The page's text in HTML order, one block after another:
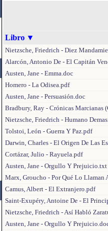
Libro ▼
Nietzsche, Friedrich - Diez
Alarcón, Antonio De - El Capitán
Austen, Jane - Emma.doc
Homero - La Odisea.pdf
Austen, Jane - Persuasión.doc
Bradbury, Ray - Crónicas Marcianas
Nietzsche, Friedrich - Humano
Tolstoi, León - Guerra Y Paz.pdf
Darwin, Charles - El Origen De Las
Cortázar, Julio - Rayuela.pdf
Austen, Jane - Orgullo Y Prejuicio.txt
Marx, Groucho - Por Qué Lo Llaman
Camus, Albert - El Extranjero.pdf
Saint-Exupéry, Antoine De - El
Nietzsche, Friedrich - Así Habló
Austen, Jane - Orgullo Y